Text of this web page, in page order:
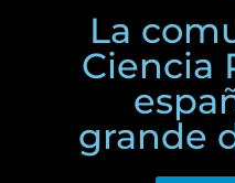
La
Ciencia
grande